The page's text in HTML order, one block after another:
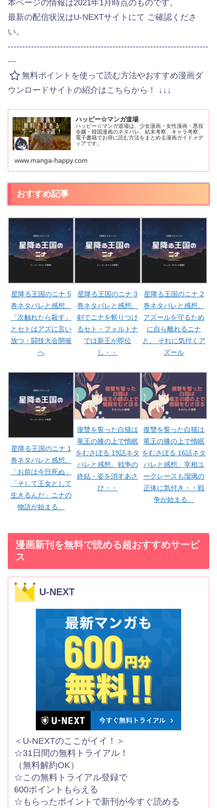
本ページの情報は2021年1月時点のものです。
最新の配信状況はU-NEXTサイトにて ご確認くださ
い。
---------------------------------------------------------------------
---
無料ポイントを使って読む方法やおすすめ漫画ダ
ウンロードサイトの紹介はこちらから！ ↓↓↓
ハッピー☆マンガ道場
ハッピー☆マンガ道場は、少女漫画・女性漫画・悪役
令嬢・韓国漫画のネタバレ、結末考察、キャラ考察、
電子書籍でお得に読む方法をまとめる漫画ガイドメデ
ィアです。
www.manga-happy.com
おすすめ記事
星降る王国のニナ 5
巻ネタバレと感想。
「次触れたら殺す」
とセトはアズに言い
放つ・闘技大会開催
へ
星降る王国のニナ 3
巻ネタバレと感想。
剣でニナを斬りつけ
るセト・フォルトナ
では新王が即位
し・・
星降る王国のニナ 2
巻ネタバレと感想。
アズールを守るため
に自ら離れるニナ
と、 それに気付くア
ズール
星降る王国のニナ 1
巻ネタバレと感想。
「お前は今日死ぬ」
「そして王女として
生きるんだ」ニナの
物語が始まる。
復讐を誓った白猫は
竜王の膝の上で惰眠
をむさぼる 19話ネタ
バレと感想。戦争の
終結・姿を消すあさ
ひ・・
復讐を誓った白猫は
竜王の膝の上で惰眠
をむさぼる 16話ネタ
バレと感想。宰相ユ
ークレースも瑠璃の
正体に気付き・・戦
争が始まる。
漫画新刊を無料で読める超おすすめサービ
ス
U-NEXT
＜U-NEXTのここがイイ！＞
☆31日間の無料トライアル！
（無料解約OK）
☆この無料トライアル登録で
600ポイントもらえる
☆もらったポイントで新刊が今すぐ読める